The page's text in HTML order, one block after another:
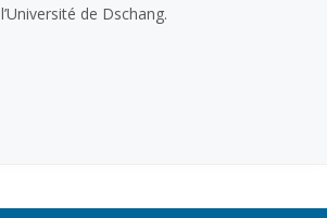
l’Université de Dschang.